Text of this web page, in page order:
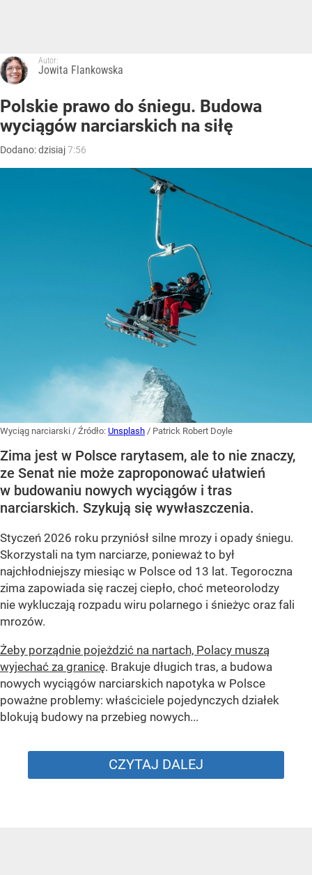
Autor:
Jowita Flankowska
Polskie prawo do śniegu. Budowa
wyciągów narciarskich na siłę
Dodano:dzisiaj7:56
Wyciąg narciarski / Źródło: Unsplash / Patrick Robert Doyle
Zima jest w Polsce rarytasem, ale to nie znaczy,
ze Senat nie może zaproponować ułatwień
w budowaniu nowych wyciągów i tras
narciarskich. Szykują się wywłaszczenia.
Styczeń 2026 roku przyniósł silne mrozy i opady śniegu.
Skorzystali na tym narciarze, ponieważ to był
najchłodniejszy miesiąc w Polsce od 13 lat. Tegoroczna
zima zapowiada się raczej ciepło, choć meteorolodzy
nie wykluczają rozpadu wiru polarnego i śnieżyc oraz fali
mrozów.
Żeby porządnie pojeżdzić na nartach, Polacy muszą
wyjechać za granicę. Brakuje długich tras, a budowa
nowych wyciągów narciarskich napotyka w Polsce
poważne problemy: właściciele pojedynczych działek
blokują budowy na przebieg nowych...
CZYTAJ DALEJ